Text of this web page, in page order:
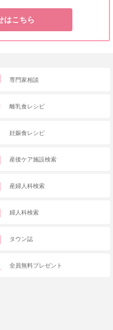
はこちら
専門家相談
離乳食レシピ
妊娠食レシピ
産後ケア施設検索
産婦人科検索
婦人科検索
タウン誌
全員無料プレゼント